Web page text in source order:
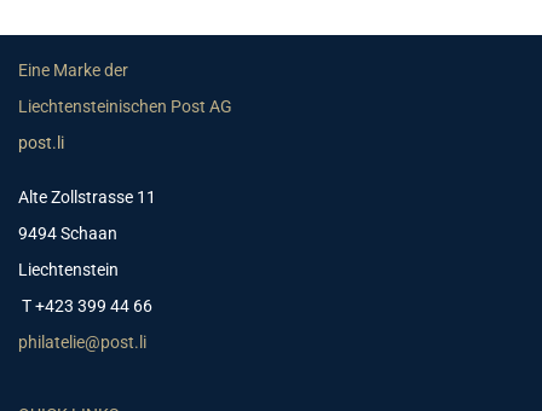
Eine Marke der
Liechtensteinischen Post AG
post.li
Alte Zollstrasse 11
9494 Schaan
Liechtenstein
T +423 399 44 66
philatelie@post.li